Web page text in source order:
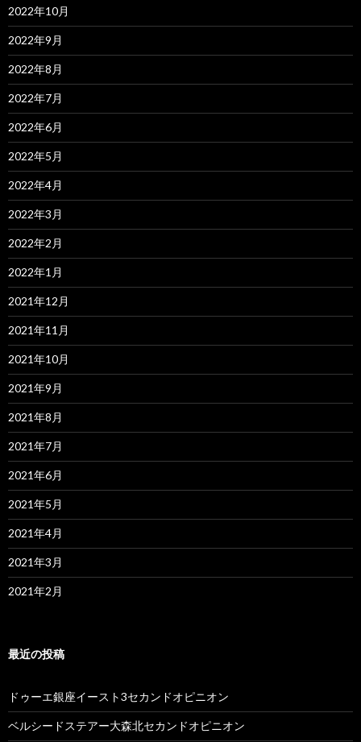
2022年10月
2022年9月
2022年8月
2022年7月
2022年6月
2022年5月
2022年4月
2022年3月
2022年2月
2022年1月
2021年12月
2021年11月
2021年10月
2021年9月
2021年8月
2021年7月
2021年6月
2021年5月
2021年4月
2021年3月
2021年2月
最近の投稿
ドゥーエ銀座イースト3セカンドオピニオン
ベルシードステアー大森北セカンドオピニオン